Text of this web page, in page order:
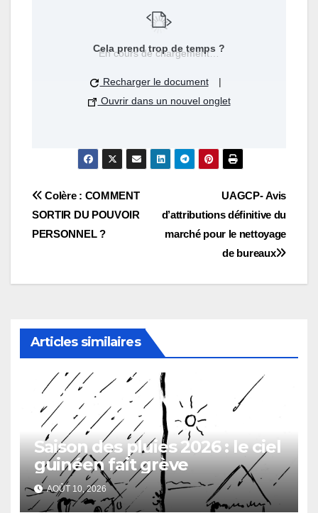
En cours de chargement…
Cela prend trop de temps ?
Recharger le document
|
Ouvrir dans un nouvel onglet
Navigation
de
UAGCP- Avis
d’attributions définitive du
marché pour le nettoyage
de bureaux
Colère : COMMENT
SORTIR DU POUVOIR
PERSONNEL ?
Articles similaires
Saison des pluies 2026 : le ciel
guinéen fait grève
AOÛT 10, 2026